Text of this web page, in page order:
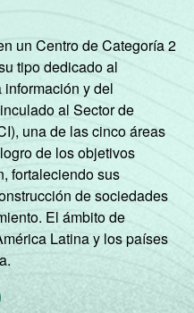
87 13
96 4 0
96 4
91 9
un Centro de Categoría 2
tipo dedicado al
y del
al Sector de
una de las cinco áreas
de los objetivos
fortaleciendo sus
de sociedades
El ámbito de
Latina y los países